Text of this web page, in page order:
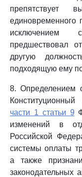
препятствует
единовременного
исключением
предшествовал
другую
подходящую ему
8. Определением
части 1 статьи 9
изменений в
Российской
системы оплаты
а также
законодательных